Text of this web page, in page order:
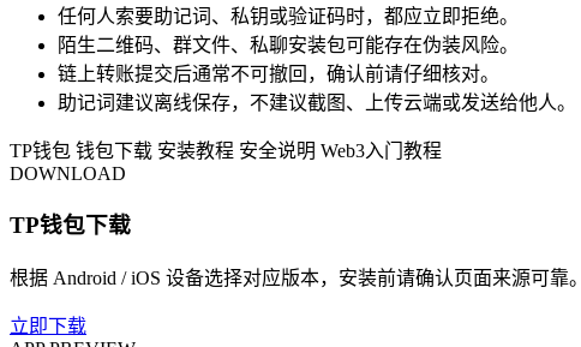
任何人索要助记词、私钥或验证码时，都应立即拒绝。
陌生二维码、群文件、私聊安装包可能存在伪装风险。
链上转账提交后通常不可撤回，确认前请仔细核对。
助记词建议离线保存，不建议截图、上传云端或发送给他人。
TP钱包 钱包下载 安装教程 安全说明 Web3入门教程
DOWNLOAD
TP钱包下载
根据 Android / iOS 设备选择对应版本，安装前请确认页面来源可靠。
立即下载